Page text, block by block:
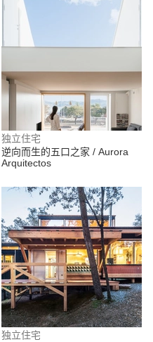
独立住宅
逆向而生的五口之家 / Aurora
Arquitectos
独立住宅